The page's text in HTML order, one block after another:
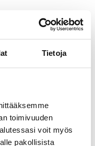
Tietoja
toimivuuden
voit myös
pakollisista
Neo -